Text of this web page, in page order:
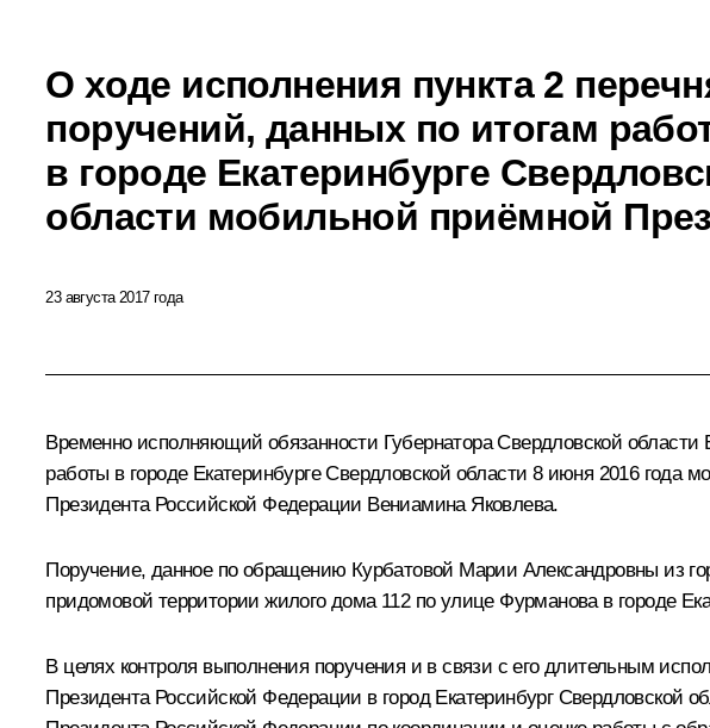
О ходе исполнения пункта 2
поручений, данных по итогам
в городе Екатеринбурге
области мобильной приёмной
23 августа 2017 года
Временно исполняющий обязанности Губернатора Свердловской
работы в городе Екатеринбурге Свердловской области 8 июня 2016 года
Президента Российской Федерации Вениамина Яковлева.
Поручение, данное по обращению Курбатовой Марии Александровны из
придомовой территории жилого дома 112 по улице Фурманова в городе
В целях контроля выполнения поручения и в связи с его длительным
Президента Российской Федерации в город Екатеринбург Свердловской